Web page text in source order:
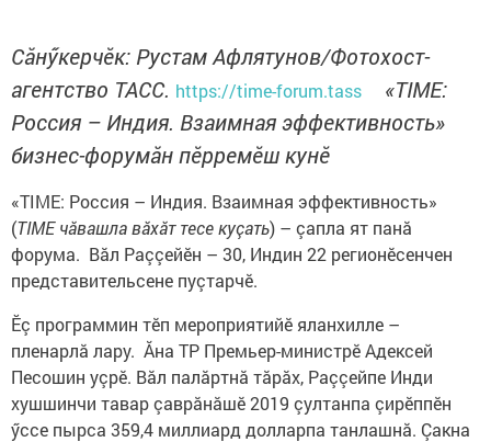
Сăнӳкерчӗк: Рустам Афлятунов/Фотохост-
агентство ТАСС. https://time-forum.tass
«TIME:
Россия – Индия. Взаимная эффективность»
бизнес-форумăн пӗрремӗш кунӗ
«TIME: Россия – Индия. Взаимная эффективность»
(TIME чăвашла вăхăт тесе куçать) – çапла ят панă
форума. Вăл Раççейӗн – 30, Индин 22 регионӗсенчен
представительсене пуçтарчӗ.
Ӗç программин тӗп мероприятийӗ яланхилле –
пленарлă лару. Ăна ТР Премьер-министрӗ Адексей
Песошин уçрӗ. Вăл палăртнă тăрăх, Раççейпе Инди
хушшинчи тавар çаврăнăшӗ 2019 çултанпа çирӗппӗн
ӳссе пырса 359,4 миллиард долларпа танлашнă. Çакна